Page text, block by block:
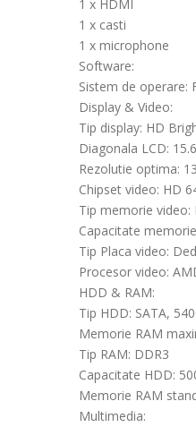
1 x HDMI
1 x casti
1 x microphone
Software:
Sistem de operare:
Display & Video:
Tip display: HD
Diagonala LCD:
Rezolutie optima:
Chipset video: HD
Tip memorie video:
Capacitate
Tip Placa video:
Procesor video:
HDD & RAM:
Tip HDD: SATA,
Memorie RAM
Tip RAM: DDR3
Capacitate HDD:
Memorie RAM
Multimedia: